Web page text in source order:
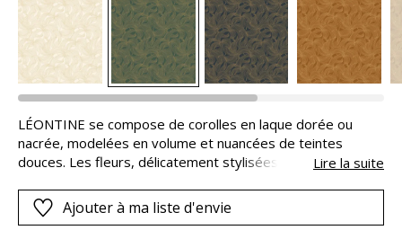
LÉONTINE se compose de corolles en laque dorée ou
nacrée, modelées en volume et nuancées de teintes
douces. Les fleurs, délicatement stylisées, offrent un jeu
Son nom, typique des années 1920, évoque la grâce
féminine et l’élégance de cette époque foisonnante. Avec
Lire la suite
Ajouter à ma liste d'envie